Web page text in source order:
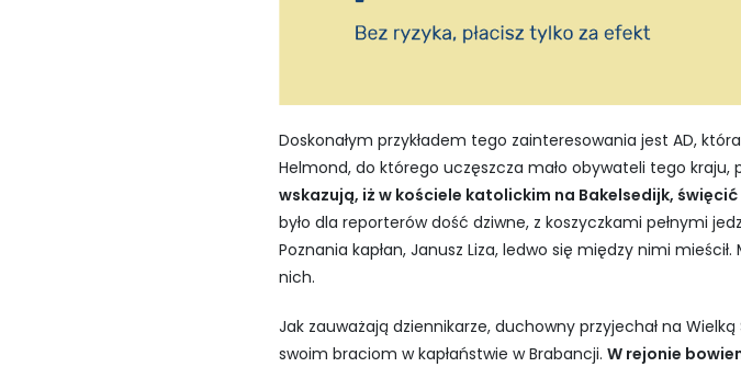
Doskonałym przykładem tego zainteresowania jest AD,
Helmond, do którego uczęszcza mało obywateli tego kraju,
wskazują, iż w kościele katolickim na Bakelsedijk,
było dla reporterów dość dziwne, z koszyczkami pełnymi
Poznania kapłan, Janusz Liza, ledwo się między nimi
nich.
Jak zauważają dziennikarze, duchowny przyjechał na
swoim braciom w kapłaństwie w Brabancji. W rejonie